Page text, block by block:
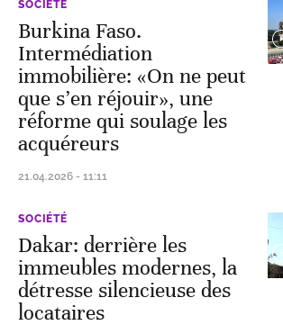
SOCIÉTÉ
Burkina Faso.
Intermédiation
immobilière: «On ne peut
que s’en réjouir», une
réforme qui soulage les
acquéreurs
21.04.2026 - 11:11
SOCIÉTÉ
Dakar: derrière les
immeubles modernes, la
détresse silencieuse des
locataires